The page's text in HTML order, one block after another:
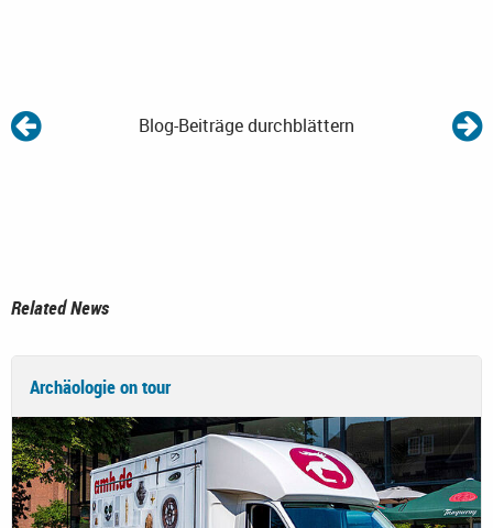
Blog-Beiträge durchblättern
Related News
Archäologie on tour